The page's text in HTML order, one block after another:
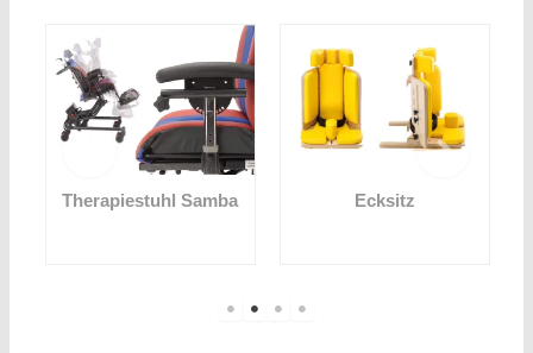
Therapiestuhl Samba Ecksitz